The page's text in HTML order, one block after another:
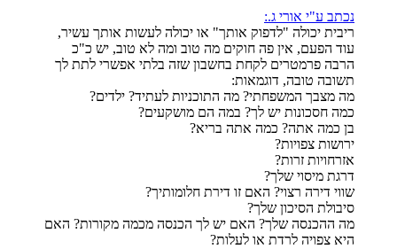
נכתב ע"י אורי ג.:
ריבית יכולה "לדפוק אותך" או יכולה לעשות אותך עשיר,
עוד הפעם, אין פה חוקים מה טוב ומה לא טוב, יש כ"כ
הרבה פרמטרים לקחת בחשבון שזה בלתי אפשרי לתת לך
תשובה טובה, דוגמאות:
מה מצבך המשפחתי? מה התוכניות לעתיד? ילדים?
כמה חסכונות יש לך? במה הם מושקעים?
בן כמה אתה? כמה אתה בריא?
ירושות צפויות?
אזרחויות זרות?
דרגת מיסוי שלך?
שווי דירה רצוי? האם זו דירת חלומותיך?
סיבולת הסיכון שלך?
מה ההכנסה שלך? האם יש לך הכנסה מכמה מקורות? האם
היא צפויה לרדת או לעלות?